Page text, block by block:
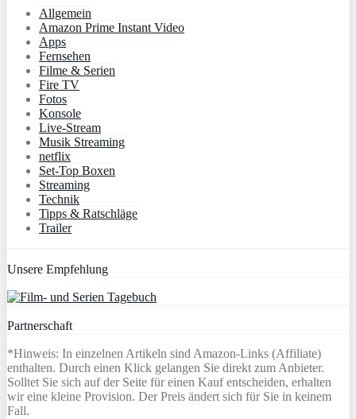
Allgemein
Amazon Prime Instant Video
Apps
Fernsehen
Filme & Serien
Fire TV
Fotos
Konsole
Live-Stream
Musik Streaming
netflix
Set-Top Boxen
Streaming
Technik
Tipps & Ratschläge
Trailer
Unsere Empfehlung
Partnerschaft
*Hinweis: In einzelnen Artikeln sind Amazon-Links (Affiliate)
enthalten. Durch einen Klick gelangen Sie direkt zum Anbieter.
Solltet Sie sich auf der Seite für einen Kauf entscheiden, erhalten
wir eine kleine Provision. Der Preis ändert sich für Sie in keinem
Fall.